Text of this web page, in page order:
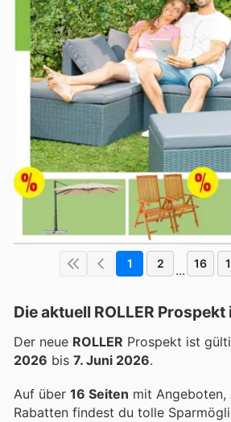
1 2 ... 16
Die aktuell ROLLER Prospekt
Der neue ROLLER Prospekt ist
2026 bis 7. Juni 2026.
Auf über 16 Seiten mit Angeboten,
Rabatten findest du tolle